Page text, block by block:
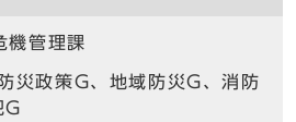
機管理課
災政策G、地域防災G、消防
G